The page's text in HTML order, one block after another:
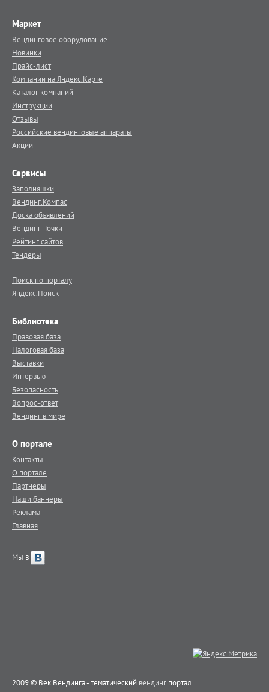
Маркет
Вендинговое оборудование
Новинки
Прайс-лист
Компании на Яндекс.Карте
Каталог компаний
Инструкции
Отзывы
Российские вендинговые аппараты
Акции
Сервисы
Заполняшки
Вендинг.Компас
Доска объявлений
Вендинг-Точки
Рейтинг сайтов
Тендеры
Поиск по порталу
Яндекс.Поиск
Библиотека
Правовая база
Налоговая база
Выставки
Интервью
Безопасность
Вопрос-ответ
Вендинг в мире
О портале
Контакты
О портале
Партнеры
Наши баннеры
Реклама
Главная
Мы в
2009 © Век Вендинга - тематический вендинг портал